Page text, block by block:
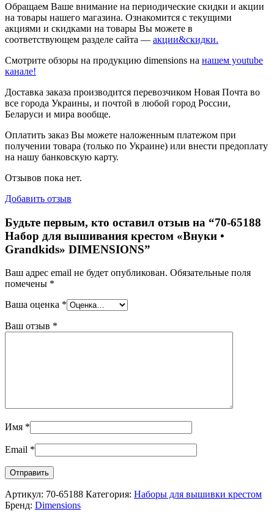
Обращаем Ваше внимание на периодические скидки и акции
на товары нашего магазина. Ознакомится с текущими
акциями и скидками на товары Вы можете в
соответствующем разделе сайта — акции&скидки.
Смотрите обзоры на продукцию dimensions на нашем youtube
канале!
Доставка заказа производится перевозчиком Новая Почта во
все города Украины, и почтой в любой город России,
Беларуси и мира вообще.
Оплатить заказ Вы можете наложенным платежом при
получении товара (только по Украине) или внести предоплату
на нашу банковскую карту.
Отзывов пока нет.
Добавить отзыв
Будьте первым, кто оставил отзыв на “70-65188
Набор для вышивания крестом «Внуки •
Grandkids» DIMENSIONS”
Ваш адрес email не будет опубликован. Обязательные поля
помечены *
Ваша оценка *
Ваш отзыв *
Имя *
Email *
Артикул: 70-65188 Категория: Наборы для вышивки крестом
Бренд: Dimensions